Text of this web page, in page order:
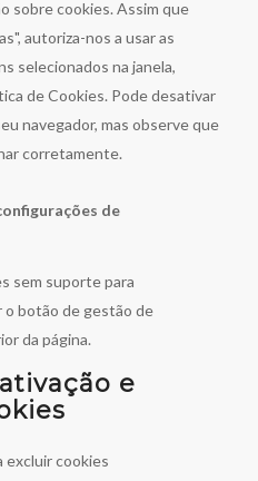
sobre cookies. Assim que
autoriza-nos a usar as
selecionados na janela,
de Cookies. Pode desativar
navegador, mas observe que
corretamente.
de
sem suporte para
o botão de gestão de
da página.
e
excluir cookies